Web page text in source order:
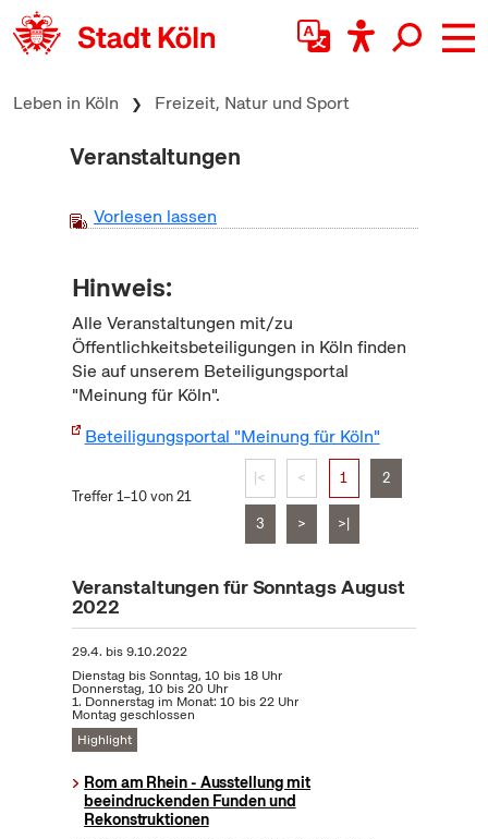
zum Inhalt springen
Leben in Köln Freizeit, Natur und Sport
Veranstaltungen
Vorlesen lassen
Hinweis:
Alle Veranstaltungen mit/zu
Öffentlichkeitsbeteiligungen in Köln finden
Sie auf unserem Beteiligungsportal
"Meinung für Köln".
Beteiligungsportal "Meinung für Köln"
Treffer 1–10 von 21
|< < 1 2
3 > >|
Veranstaltungen für Sonntags August
2022
29.4. bis9.10.2022
Dienstag bis Sonntag, 10 bis 18 Uhr
Donnerstag, 10 bis 20 Uhr
1. Donnerstag im Monat: 10 bis 22 Uhr
Montag geschlossen
Highlight
Rom am Rhein - Ausstellung mit
beeindruckenden Funden und
Rekonstruktionen